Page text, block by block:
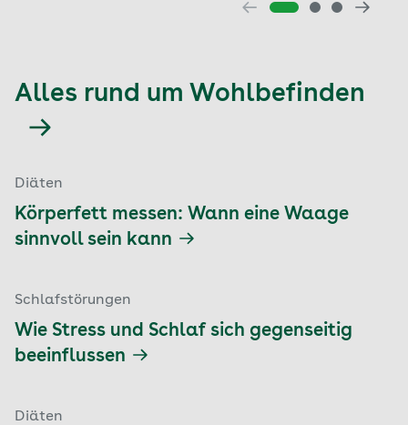
Alles rund um Wohlbefinden
Diäten
Körperfett messen: Wann eine Waage
sinnvoll sein kann
Schlafstörungen
Wie Stress und Schlaf sich gegenseitig
beeinflussen
Diäten